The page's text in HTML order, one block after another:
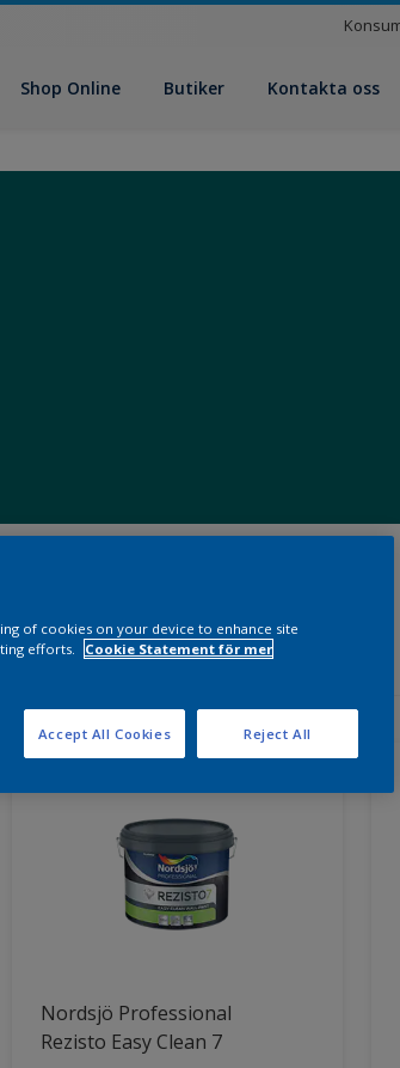
Shop Online Butiker Kontakta oss
du?
Nordsjö Professional
Rezisto Easy Clean 7
of cookies on your device to enhance site
efforts.
Cookie Statement för mer
Reject All
Accept All Cookies